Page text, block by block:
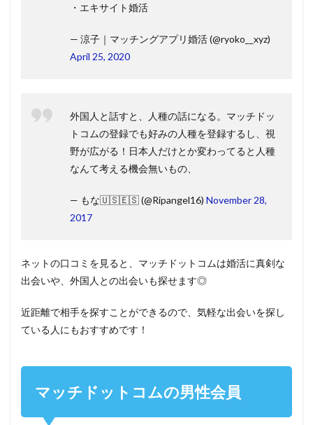
・エキサイト婚活
— 涼子｜マッチングアプリ婚活 (@ryoko__xyz)
April 25, 2020
外国人と話すと、人種の話になる。マッチドッ
トコムの登録でも好みの人種を登録するし、視
野が広がる！日本人だけとか変わってると人種
なんて考える機会無いもの、
— もな🇺🇸🇪🇸 (@Ripangel16) November 28,
2017
ネットの口コミを見ると、マッチドットコムは婚活に真剣な
出会いや、外国人との出会いも探せます◎
近距離で相手を探すことができるので、気軽な出会いを探し
ている人にもおすすめです！
マッチドットコムの男性会員